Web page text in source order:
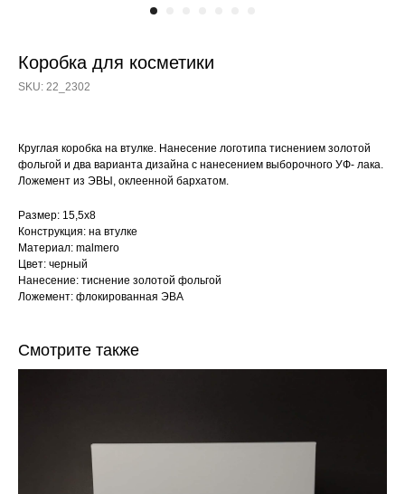
Коробка для косметики
SKU: 22_2302
Круглая коробка на втулке. Нанесение логотипа тиснением золотой
фольгой и два варианта дизайна с нанесением выборочного УФ- лака.
Ложемент из ЭВЫ, оклеенной бархатом.
Размер: 15,5х8
Конструкция: на втулке
Материал: malmero
Цвет: черный
Нанесение: тиснение золотой фольгой
Ложемент: флокированная ЭВА
Смотрите также